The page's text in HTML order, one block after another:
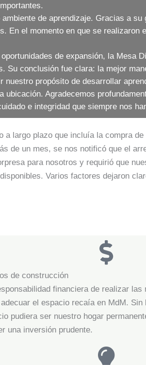
de aprendizaje. Gracias a su
En el momento en que se realizaron
de expansión, la Mesa
Su conclusión fue clara: la mejor
propósito de desarrollar
ubicación. Agradecemos
e integridad que siempre nos
largo plazo que incluía la compra
de un mes, se nos notificó que el
para nosotros y requirió que
Varios factores dejaron
de construcción
financiera de realizar las
el espacio recaía en MdM.
pudiera ser nuestro hogar
una inversión prudente.